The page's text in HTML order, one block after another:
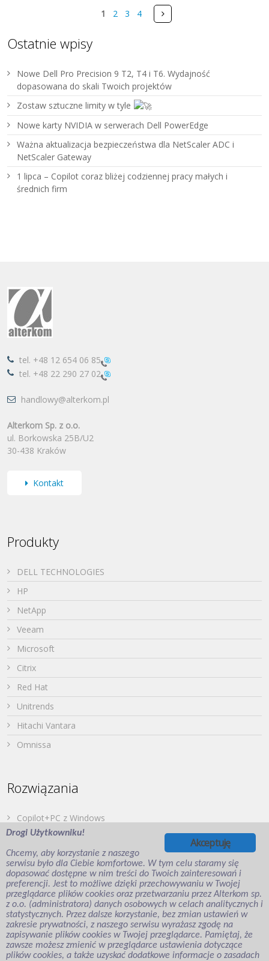
Pages
1 2 3 4 Next
Ostatnie wpisy
Nowe Dell Pro Precision 9 T2, T4 i T6. Wydajność
dopasowana do skali Twoich projektów
Zostaw sztuczne limity w tyle
Nowe karty NVIDIA w serwerach Dell PowerEdge
Ważna aktualizacja bezpieczeństwa dla NetScaler ADC i
NetScaler Gateway
1 lipca – Copilot coraz bliżej codziennej pracy małych i
średnich firm
tel. +48 12 654 06 85
tel. +48 22 290 27 02
handlowy@alterkom.pl
Alterkom Sp. z o.o.
ul. Borkowska 25B/U2
30-438 Kraków
Kontakt
Produkty
DELL TECHNOLOGIES
HP
NetApp
Veeam
Microsoft
Citrix
Red Hat
Unitrends
Hitachi Vantara
Omnissa
Rozwiązania
Copilot+PC z Windows
Dell PowerStore
Druk z urządzeń mobilnych
Japońska Twierdza – Hitachi Vantara
Wirtualizacja aplikacji i desktopów
Veeam Backup for Microsoft Entra ID
Akceptuję
Drogi Użytkowniku!
Chcemy, aby korzystanie z naszego
serwisu było dla Ciebie komfortowe. W tym celu staramy się
dopasować dostępne w nim treści do Twoich zainteresowań i
preferencji. Jest to możliwe dzięki przechowywaniu w Twojej
przeglądarce plików cookies oraz przetwarzaniu przez Alterkom sp.
z o.o. (administratora) danych osobowych w celach analitycznych i
statystycznych. Przez dalsze korzystanie, bez zmian ustawień w
zakresie prywatności, z naszego serwisu wyrażasz zgodę na
zapisywanie plików cookies w Twojej przeglądarce. Pamiętaj, że
zawsze możesz zmienić w przeglądarce ustawienia dotyczące
plików cookies, a także uzyskać dodatkowe informacje o zasadach